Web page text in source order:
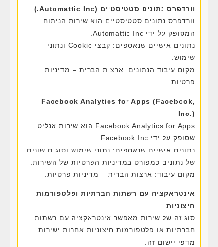
וורדפרס נתונים סטטיסטיים (Automattic Inc.)
וורדפרס נתונים סטטיסטיים הוא שירות הניתוח
המסופק על ידי Automattic Inc.
נתונים אישיים שנאספים: קבצי Cookie ונתוני
שימוש.
מקום עיבוד הנתונים: ארצות הברית – מדיניות
פרטיות.
Facebook Analytics for Apps (Facebook,
Inc.)
Facebook Analytics for Apps הוא שירות אנליטי
שסופק על ידי Facebook Inc.
נתונים אישיים שנאספים: נתוני שימוש וסוגים שונים
של נתונים כמפורט במדיניות הפרטיות של השירות.
מקום עיבוד: ארצות הברית – מדיניות פרטיות.
אינטראקציה עם רשתות חברתיות ופלטפורמות
חיצוניות
סוג זה של שירות מאפשר אינטראקציה עם רשתות
חברתיות או פלטפורמות חיצוניות אחרות ישירות
מדפי יישום זה.